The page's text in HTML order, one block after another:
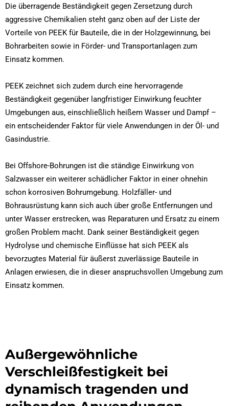
Die überragende Beständigkeit gegen Zersetzung durch
aggressive Chemikalien steht ganz oben auf der Liste der
Vorteile von PEEK für Bauteile, die in der Holzgewinnung, bei
Bohrarbeiten sowie in Förder- und Transportanlagen zum
Einsatz kommen.
PEEK zeichnet sich zudem durch eine hervorragende
Beständigkeit gegenüber langfristiger Einwirkung feuchter
Umgebungen aus, einschließlich heißem Wasser und Dampf –
ein entscheidender Faktor für viele Anwendungen in der Öl- und
Gasindustrie.
Bei Offshore-Bohrungen ist die ständige Einwirkung von
Salzwasser ein weiterer schädlicher Faktor in einer ohnehin
schon korrosiven Bohrumgebung. Holzfäller- und
Bohrausrüstung kann sich auch über große Entfernungen und
unter Wasser erstrecken, was Reparaturen und Ersatz zu einem
großen Problem macht. Dank seiner Beständigkeit gegen
Hydrolyse und chemische Einflüsse hat sich PEEK als
bevorzugtes Material für äußerst zuverlässige Bauteile in
Anlagen erwiesen, die in dieser anspruchsvollen Umgebung zum
Einsatz kommen.
Außergewöhnliche
Verschleißfestigkeit bei
dynamisch tragenden und